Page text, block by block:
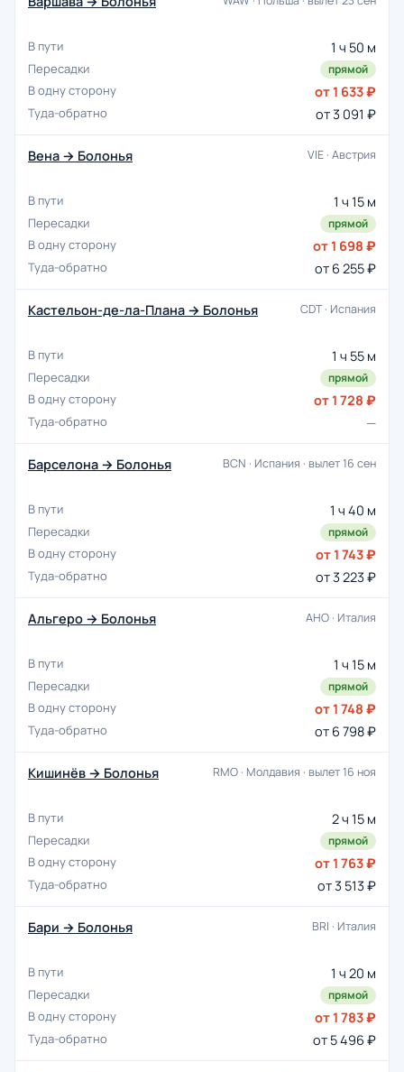
1 ч 50 м
прямой
от 1 633 ₽
от 3 091 ₽
Вена → Болонья VIE · Австрия
1 ч 15 м
прямой
от 1 698 ₽
от 6 255 ₽
Кастельон-де-ла-Плана → Болонья CDT · Испания
1 ч 55 м
прямой
от 1 728 ₽
—
Барселона → Болонья BCN · Испания · вылет 16 сен
1 ч 40 м
прямой
от 1 743 ₽
от 3 223 ₽
Альгеро → Болонья AHO · Италия
1 ч 15 м
прямой
от 1 748 ₽
от 6 798 ₽
Кишинёв → Болонья RMO · Молдавия · вылет 16 ноя
2 ч 15 м
прямой
от 1 763 ₽
от 3 513 ₽
Бари → Болонья BRI · Италия
1 ч 20 м
прямой
от 1 783 ₽
от 5 496 ₽